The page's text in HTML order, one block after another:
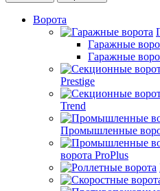
Ворота
Гаражные
Гаражные
Prestige
Trend
Промышленные
ворота ProPlus